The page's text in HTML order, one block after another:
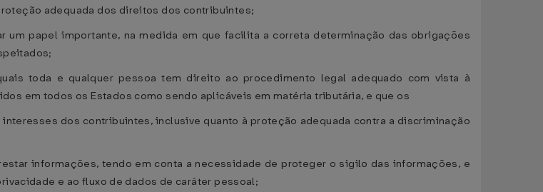
adequada dos direitos dos contribuintes;
um papel importante, na medida em que facilita a correta determinação das obrigações
toda e qualquer pessoa tem direito ao procedimento legal adequado com vista à
em todos os Estados como sendo aplicáveis em matéria tributária, e que os
dos contribuintes, inclusive quanto à proteção adequada contra a discriminação
informações, tendo em conta a necessidade de proteger o sigilo das informações, e
e ao fluxo de dados de caráter pessoal;